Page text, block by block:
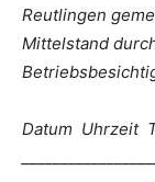
Reutlingen
Mittelstand
Datum Uhrzeit